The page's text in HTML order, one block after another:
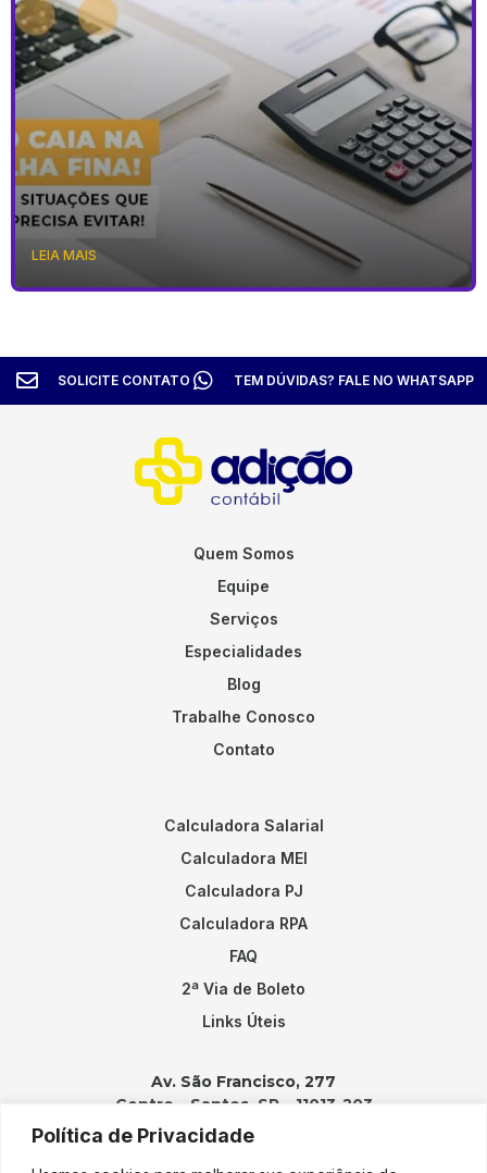
Política de Privacidade
LEIA MAIS
SOLICITE CONTATO TEM DÚVIDAS? FALE NO WHATSAPP
Quem Somos
Equipe
Serviços
Especialidades
Blog
Trabalhe Conosco
Contato
Calculadora Salarial
Calculadora MEI
Calculadora PJ
Calculadora RPA
FAQ
2ª Via de Boleto
Links Úteis
Av. São Francisco, 277
Centro – Santos, SP – 11013-203
Contatos: